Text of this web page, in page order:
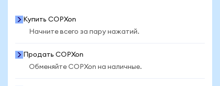
Купить COPXon
Начните всего за пару нажатий.
Продать COPXon
Обменяйте COPXon на наличные.